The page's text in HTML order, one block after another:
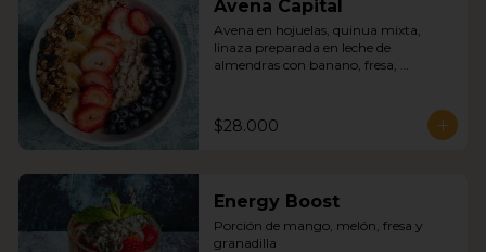
Avena Capital
Avena en hojuelas, quinua mixta,
linaza preparada en leche de
almendras con banano, fresa,
$28.000
Energy Boost
Porción de mango, melón, fresa y
granadilla